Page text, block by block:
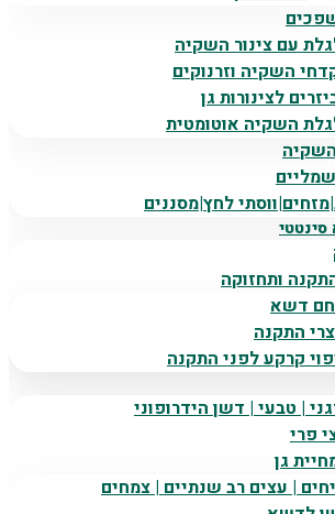
עם צינור השקיה
השקיה וזרנוקים
לצינורות גן
השקיה אוטומטית
לחץ|מסננים
ותחזוקה
דשא
התקנה
קרקע לפני התקנה
| טבעי | דשן הידרופוני
פרי
גן
| עצים רב שנתיים | צמחים